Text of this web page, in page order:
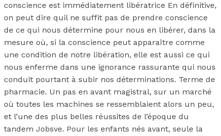
conscience est immédiatement libératrice En définitive,
on peut dire quil ne suffit pas de prendre conscience
de ce qui nous détermine pour nous en libérer, dans la
mesure où, si la conscience peut apparaître comme
une condition de notre libération, elle est aussi ce qui
nous enferme dans une ignorance rassurante qui nous
conduit pourtant à subir nos déterminations. Terme de
pharmacie. Un pas en avant magistral, sur un marché
où toutes les machines se ressemblaient alors un peu,
et l’une des plus belles réussites de l’époque du
tandem Jobsve. Pour les enfants nés avant, seule la